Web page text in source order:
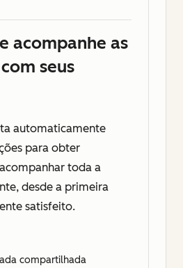
acompanhe as
seus
automaticamente
para obter
toda a
desde a primeira
satisfeito.
compartilhada